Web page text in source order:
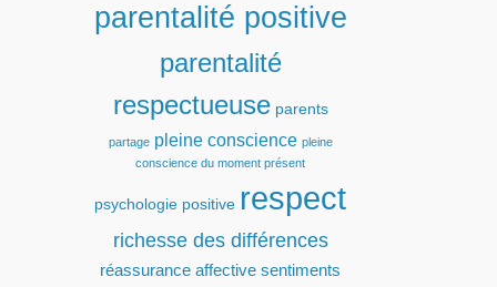
parentalité positive
parentalité
respectueuse parents
partage pleine conscience pleine
conscience du moment présent
psychologie positive respect
richesse des différences
réassurance affective sentiments